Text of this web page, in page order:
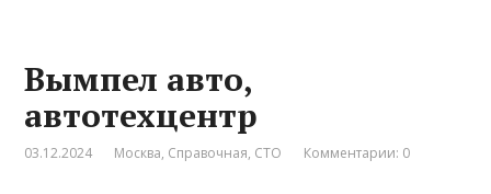
Вымпел авто,
автотехцентр
03.12.2024 Москва, Справочная, СТО Комментарии: 0